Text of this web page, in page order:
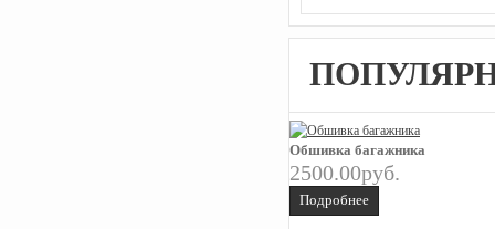
Обшивка багажника
2500.00руб.
Подробнее